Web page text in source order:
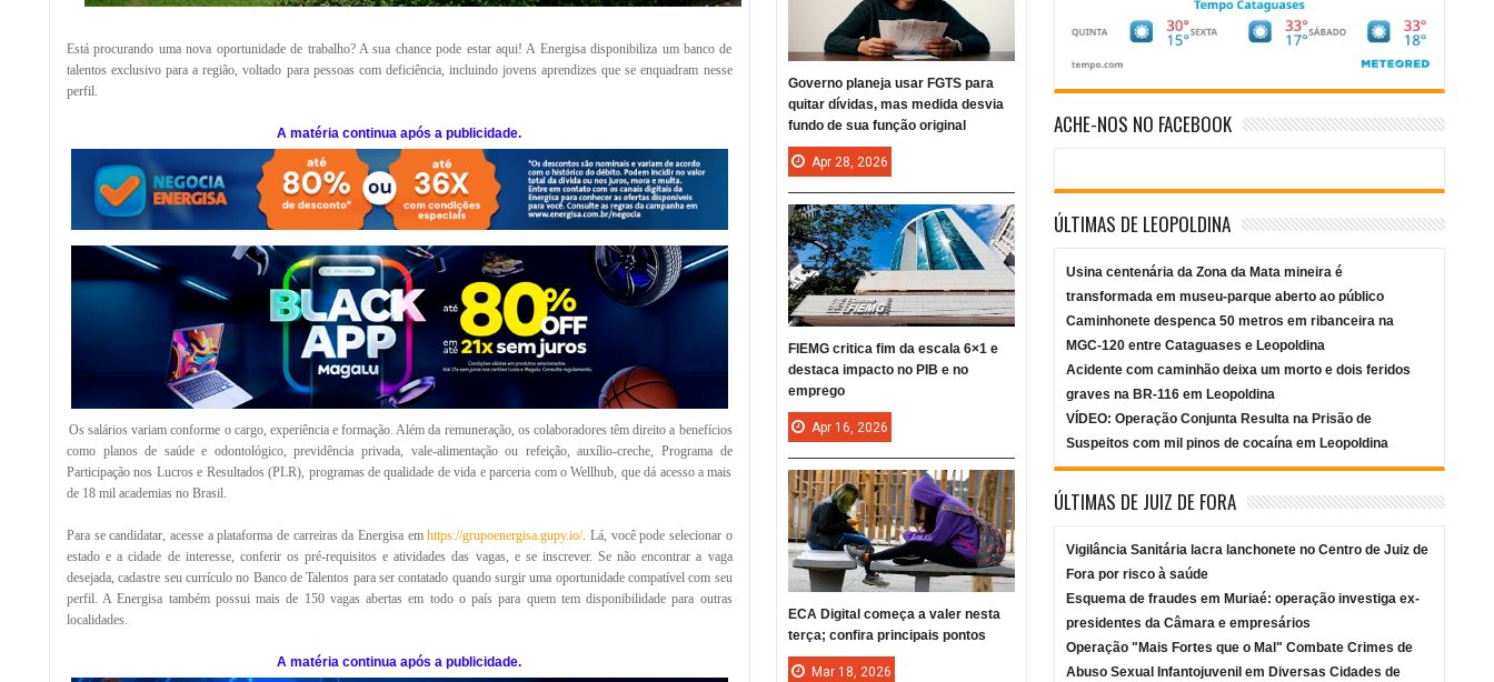
Está procurando uma nova oportunidade de trabalho? A sua chance pode estar aqui! A Energisa disponibiliza um banco de
talentos exclusivo para a região, voltado para pessoas com deficiência, incluindo jovens aprendizes que se enquadram nesse
perfil.
A matéria continua após a publicidade.
Os salários variam conforme o cargo, experiência e formação. Além da remuneração, os colaboradores têm direito a benefícios
como planos de saúde e odontológico, previdência privada, vale-alimentação ou refeição, auxílio-creche, Programa de
Participação nos Lucros e Resultados (PLR), programas de qualidade de vida e parceria com o Wellhub, que dá acesso a mais
de 18 mil academias no Brasil.
Para se candidatar, acesse a plataforma de carreiras da Energisa emhttps://grupoenergisa.gupy.io/. Lá, você pode selecionar o
estado e a cidade de interesse, conferir os pré-requisitos e atividades das vagas, e se inscrever. Se não encontrar a vaga
desejada, cadastre seu currículo no Banco de Talentos para ser contatado quando surgir uma oportunidade compatível com seu
perfil. A Energisa também possui mais de 150 vagas abertas em todo o país para quem tem disponibilidade para outras
localidades.
A matéria continua após a publicidade.
ACHE-NOS NO FACEBOOK
ÚLTIMAS DE LEOPOLDINA
Usina centenária da Zona da Mata mineira é
transformada em museu-parque aberto ao público
Caminhonete despenca 50 metros em ribanceira na
MGC-120 entre Cataguases e Leopoldina
Acidente com caminhão deixa um morto e dois feridos
graves na BR-116 em Leopoldina
VÍDEO: Operação Conjunta Resulta na Prisão de
Suspeitos com mil pinos de cocaína em Leopoldina
ÚLTIMAS DE JUIZ DE FORA
Vigilância Sanitária lacra lanchonete no Centro de Juiz de
Fora por risco à saúde
Esquema de fraudes em Muriaé: operação investiga ex-
presidentes da Câmara e empresários
Operação "Mais Fortes que o Mal" Combate Crimes de
Abuso Sexual Infantojuvenil em Diversas Cidades de
Governo planeja usar FGTS para
quitar dívidas, mas medida desvia
fundo de sua função original
Apr 28, 2026
FIEMG critica fim da escala 6×1 e
destaca impacto no PIB e no
emprego
Apr 16, 2026
ECA Digital começa a valer nesta
terça; confira principais pontos
Mar 18, 2026